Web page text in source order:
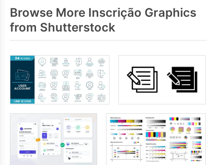
Browse More Inscrição Graphics
from Shutterstock